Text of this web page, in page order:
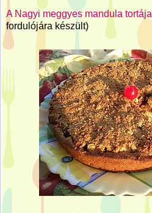
A Nagyi meggyes mandula tortája
fordulójára készült)